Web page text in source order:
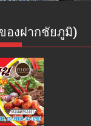
องฝากชัยภูมิ)